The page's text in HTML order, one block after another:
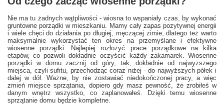
Nie ma tu żadnych wątpliwości - wiosna to wspaniały czas, by wykonać
gruntowne porządki w mieszkaniu. Mamy cały zapas pozytywnej energii
i wiele chęci do działania po długiej, męczącej zimie, dlatego też warto
maksymalnie wykorzystać ten okres na przemyślane i efektywne
wiosenne porządki. Najlepiej rozłożyć prace porządkowe na kilka
etapów, co pozwoli dokładnie oczyścić każdy zakamarek. Wiosenne
porządki w domu zacznij od góry, tak, dokładnie od najwyższego
miejsca, czyli sufitu, przechodząc coraz niżej - do najwyższych półek i
dalej w dół. Ważne, by nie zostawiać niedokończonej pracy, a więc
zmień miejsce sprzątania, dopiero gdy masz pewność, że zrobiłeś w
danym wnętrz wszystko, co zaplanowałeś. Dzięki temu wiosenne
sprzątanie domu będzie kompletne.